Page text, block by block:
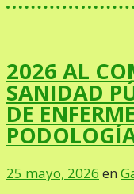
2026 AL
SANIDAD
DE
25 mayo, 2026 en